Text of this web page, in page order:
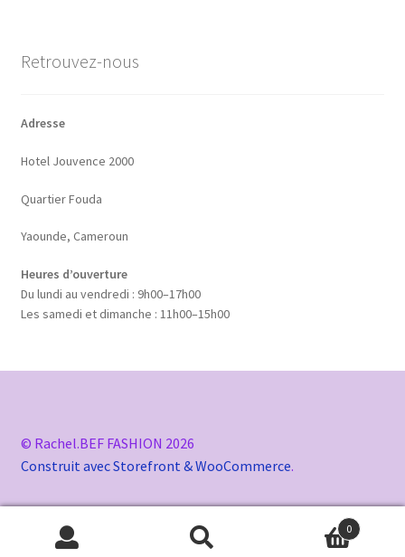
Retrouvez-nous
Adresse
Hotel Jouvence 2000
Quartier Fouda
Yaounde, Cameroun
Heures d’ouverture
Du lundi au vendredi : 9h00–17h00
Les samedi et dimanche : 11h00–15h00
© Rachel.BEF FASHION 2026
Construit avec Storefront & WooCommerce.
Recherche
Recherche
0